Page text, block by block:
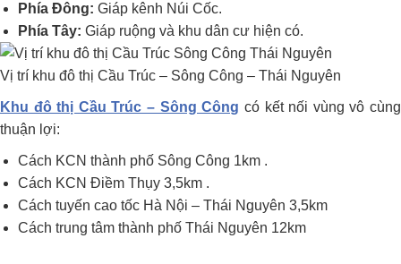
Phía Đông: Giáp kênh Núi Cốc.
Phía Tây: Giáp ruộng và khu dân cư hiện có.
Vị trí khu đô thị Cầu Trúc – Sông Công – Thái Nguyên
Khu đô thị Cầu Trúc – Sông Công có kết nối vùng vô cùng
thuận lợi:
Cách KCN thành phố Sông Công 1km .
Cách KCN Điềm Thụy 3,5km .
Cách tuyến cao tốc Hà Nội – Thái Nguyên 3,5km
Cách trung tâm thành phố Thái Nguyên 12km